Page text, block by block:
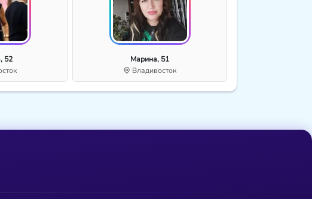
52
Марина, 51
Владивосток